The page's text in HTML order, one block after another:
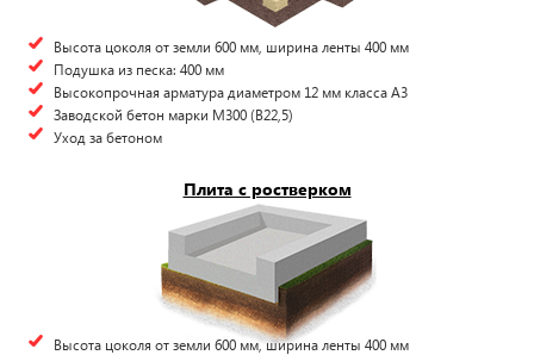
Высота цоколя от земли 600 мм, ширина ленты 400 мм
Подушка из песка: 400 мм
Высокопрочная арматура диаметром 12 мм класса А3
Заводской бетон марки М300 (B22,5)
Уход за бетоном
Плита с ростверком
Высота цоколя от земли 600 мм, ширина ленты 400 мм